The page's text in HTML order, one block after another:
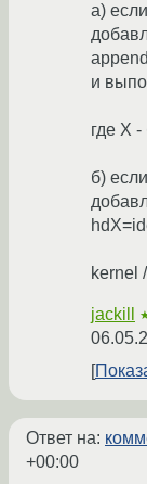
а)
и
где X
б)
kernel
jackill
Ответ на:
+00:00